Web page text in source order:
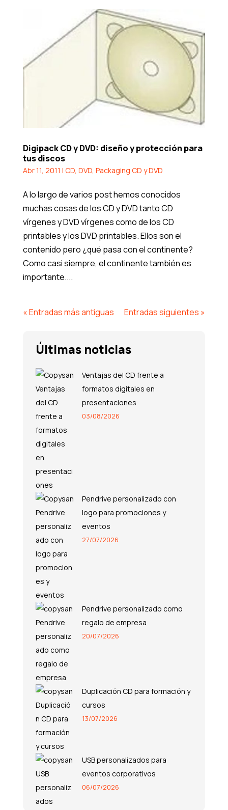
Digipack CD y DVD: diseño y protección para
tus discos
Abr 11, 2011 | CD, DVD, Packaging CD y DVD
A lo largo de varios post hemos conocidos
muchas cosas de los CD y DVD tanto CD
vírgenes y DVD vírgenes como de los CD
printables y los DVD printables. Ellos son el
contenido pero ¿qué pasa con el continente?
Como casi siempre, el continente también es
importante....
« Entradas más antiguas Entradas siguientes »
Últimas noticias
Ventajas del CD frente a
formatos digitales en
presentaciones
03/08/2026
Pendrive personalizado con
logo para promociones y
eventos
27/07/2026
Pendrive personalizado como
regalo de empresa
20/07/2026
Duplicación CD para formación y
cursos
13/07/2026
USB personalizados para
eventos corporativos
06/07/2026